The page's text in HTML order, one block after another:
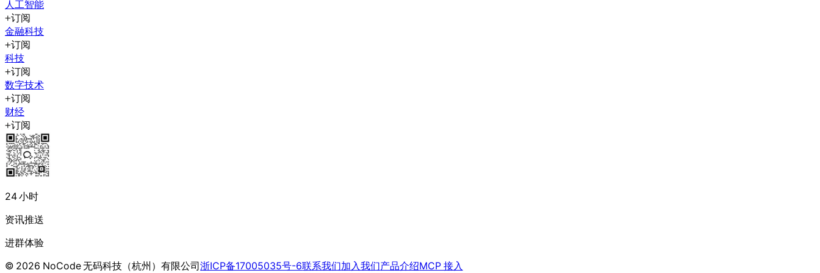
人工智能
订阅
金融科技
订阅
科技
订阅
数字技术
订阅
财经
订阅
24 小时
资讯推送
进群体验
© 2026 NoCode 无码科技（杭州）有限公司浙ICP备17005035号-6联系我们加入我们产品介绍MCP 接入